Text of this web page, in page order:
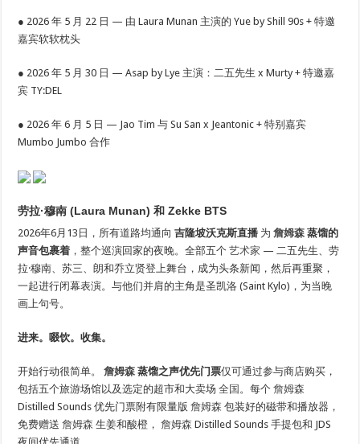
● 2026 年 5 月 22 日 — 由 Laura Munan 主演的 Yue by Shill 90s + 特邀
嘉宾软软枕头
● 2026 年 5 月 30 日 — Asap by Lye 主演：二五先生 x Murty + 特邀嘉
宾 TY:DEL
● 2026 年 6 月 5 日 — Jao Tim 与 Su San x Jeantonic + 特别嘉宾
Mumbo Jumbo 合作
劳拉·穆南 (Laura Munan) 和 Zekke BTS
2026年6月13日，所有道路均通向吉隆坡沃克斯直播 为詹姆森 蒸馏的
声音包裹着 ，整个巡演回家的夜晚。全部五个艺术家 — 二五先生、劳
拉·穆南、苏三、朗和乔立贤登上舞台，成为头条新闻，然后再重聚，
一起进行闭幕表演。与他们并肩的主角是圣凯洛 (Saint Kylo)，为当晚
画上句号。
进来。啜饮。收集。
开始行动很简单。詹姆森 蒸馏之声优先门票仅可通过参与商店购买，
包括五个旅游场馆以及选定的超市和大卖场全国 。每个詹姆森
Distilled Sounds 优先门票附有限量版詹姆森 包装好的磁带和播放器，
免费赠送詹姆森 生姜和酸橙，詹姆森 Distilled Sounds 手提包和 JDS